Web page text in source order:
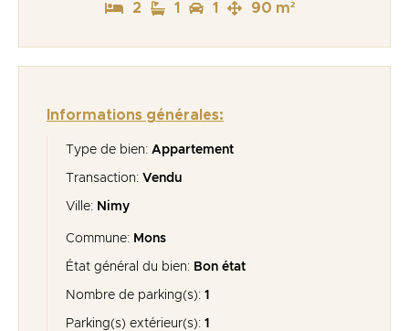
2 1 1 90 m²
Informations générales:
Type de bien: Appartement
Transaction: Vendu
Ville: Nimy
Commune: Mons
État général du bien: Bon état
Nombre de parking(s): 1
Parking(s) extérieur(s): 1